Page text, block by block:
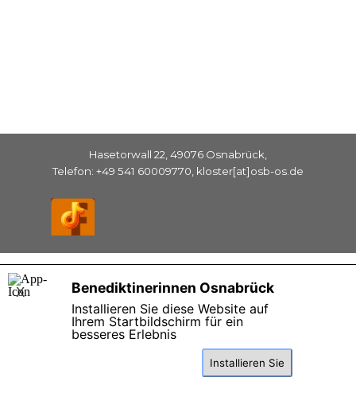
Hasetorwall 22, 49076 Osnabrück,
Telefon: +49 541 60009770, kloster[at]osb-os.de
Benediktinerinnen Osnabrück
Installieren Sie diese Website auf
Ihrem Startbildschirm für ein
besseres Erlebnis
Installieren Sie
X